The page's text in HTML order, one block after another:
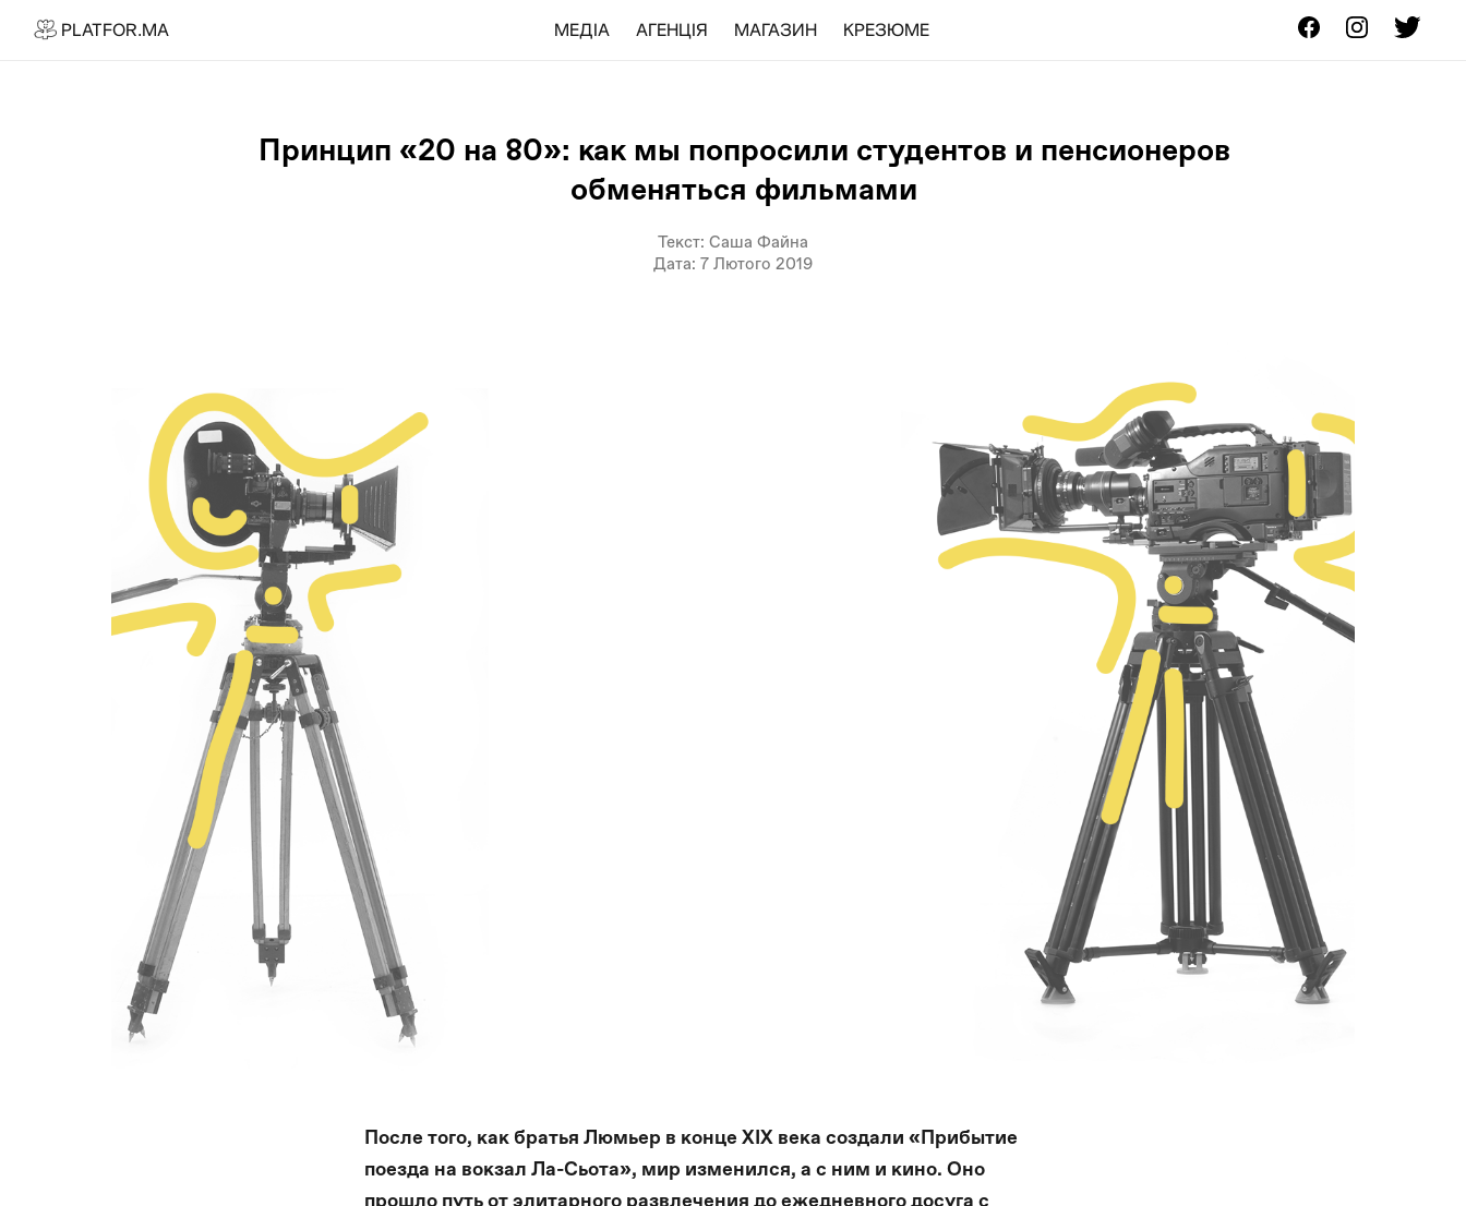
PLATFOR.MA МЕДІА АГЕНЦІЯ МАГАЗИН КРЕЗЮМЕ
PLATFOR.MA
Оплата та доставка
Повернення та обмін
Про магазин
Принцип «20 на 80»: как мы попросили студентов и пенсионеров
обменяться фильмами
Текст: Саша Файна
Дата: 7 Лютого 2019
После того, как братья Люмьер в конце ХІХ века создали «Прибытие
поезда на вокзал Ла-Сьота», мир изменился, а с ним и кино. Оно
прошло путь от элитарного развлечения до ежедневного досуга с